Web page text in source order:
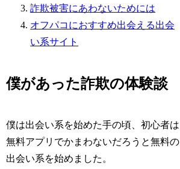
詐欺被害にあわないためには
オフパコにおすすめ出会える出会
い系サイト
僕があった詐欺の体験談
僕は出会い系を始めた手の頃、初心者は
無料アプリでかまわないだろうと無料の
出会い系を始めました。